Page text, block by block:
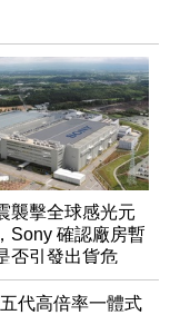
襲擊全球感光元
Sony 確認廠房暫
否引發出貨危
代高倍率一體式